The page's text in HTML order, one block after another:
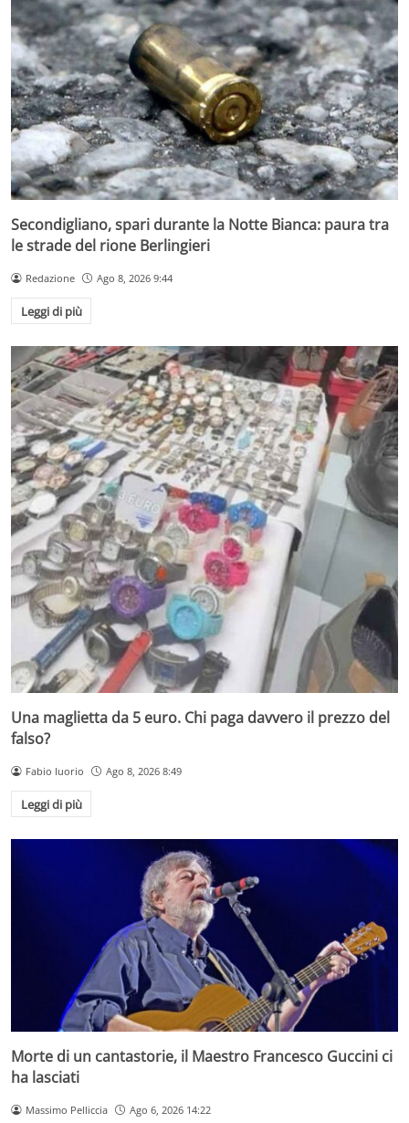
Secondigliano, spari durante la Notte Bianca: paura tra
le strade del rione Berlingieri
Redazione Ago 8, 2026 9:44
Leggi di più
Una maglietta da 5 euro. Chi paga davvero il prezzo del
falso?
Fabio Iuorio Ago 8, 2026 8:49
Leggi di più
Morte di un cantastorie, il Maestro Francesco Guccini ci
ha lasciati
Massimo Pelliccia Ago 6, 2026 14:22